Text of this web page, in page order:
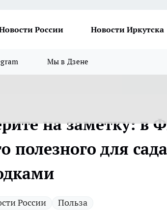
России Новости Иркутска
Мы в Дзене
на заметку: в
полезного для
России Польза